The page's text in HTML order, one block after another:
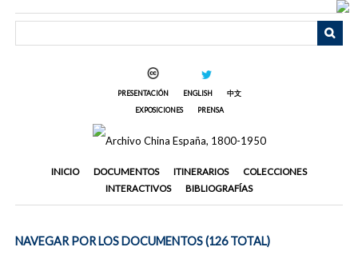
PRESENTACIÓN ENGLISH
中文
EXPOSICIONES
PRENSA
INICIO DOCUMENTOS ITINERARIOS
COLECCIONES
INTERACTIVOS
BIBLIOGRAFÍAS
NAVEGAR POR LOS DOCUMENTOS (126 TOTAL)